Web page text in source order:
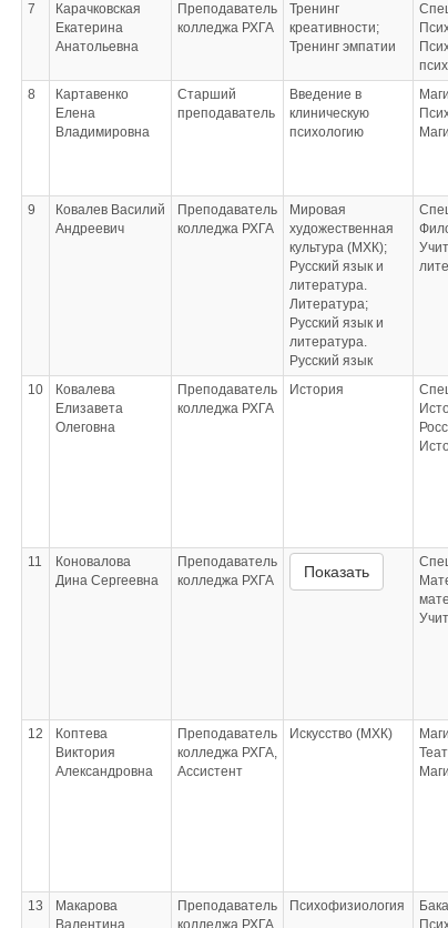
7
Карачковская
Екатерина
Анатольевна
Преподаватель
колледжа РХГА
Тренинг
креативности;
Тренинг эмпатии
8
Картавенко
Елена
Владимировна
Старший
преподаватель
Введение в
клиническую
психологию
9
Ковалев Василий
Андреевич
Преподаватель
колледжа РХГА
Мировая
художественная
культура (МХК);
Русский язык и
литература.
Литература;
Русский язык и
литература.
Русский язык
10
Ковалева
Елизавета
Олеговна
Преподаватель
колледжа РХГА
История
11
Коновалова
Дина Сергеевна
Преподаватель
колледжа РХГА
Показать
12
Коптева
Виктория
Александровна
Преподаватель
колледжа РХГА,
Ассистент
Искусство (МХК)
13
Макарова
Валентина
Преподаватель
колледжа РХГА
Психофизиология